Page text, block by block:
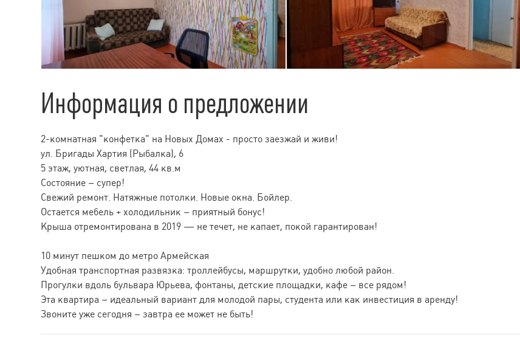
Информация о предложении
2-комнатная "конфетка" на Новых Домах - просто заезжай и живи!
ул. Бригады Хартия (Рыбалка), 6
5 этаж, уютная, светлая, 44 кв.м
Состояние – супер!
Свежий ремонт. Натяжные потолки. Новые окна. Бойлер.
Остается мебель + холодильник – приятный бонус!
Крыша отремонтирована в 2019 — не течет, не капает, покой гарантирован!
10 минут пешком до метро Армейская
Удобная транспортная развязка: троллейбусы, маршрутки, удобно любой район.
Прогулки вдоль бульвара Юрьева, фонтаны, детские площадки, кафе – все рядом!
Эта квартира – идеальный вариант для молодой пары, студента или как инвестиция в аренду!
Звоните уже сегодня – завтра ее может не быть!